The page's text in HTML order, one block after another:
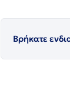
Βρήκατε